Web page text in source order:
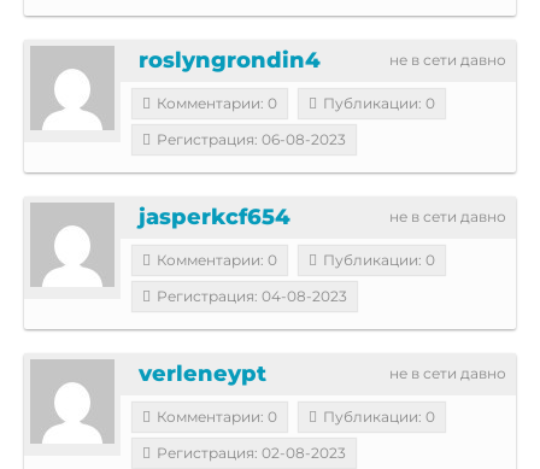
не в сети давно
roslyngrondin4
Комментарии: 0
Публикации: 0
Регистрация: 06-08-2023
не в сети давно
jasperkcf654
Комментарии: 0
Публикации: 0
Регистрация: 04-08-2023
не в сети давно
verleneypt
Комментарии: 0
Публикации: 0
Регистрация: 02-08-2023